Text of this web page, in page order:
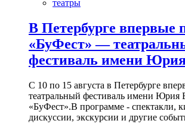
театры
В Петербурге впервые
«БуФест» —
фестиваль имени Юрия
С 10 по 15 августа в Петербурге
театральный фестиваль имени Юрия
«БуФест».В программе - спектакли,
дискуссии, экскурсии и другие